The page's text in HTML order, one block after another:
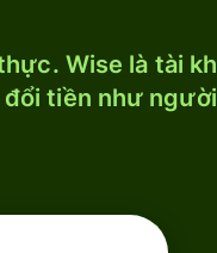
Wise là tài
tiền như